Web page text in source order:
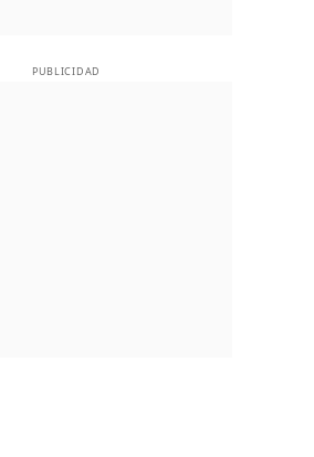
PUBLICIDAD